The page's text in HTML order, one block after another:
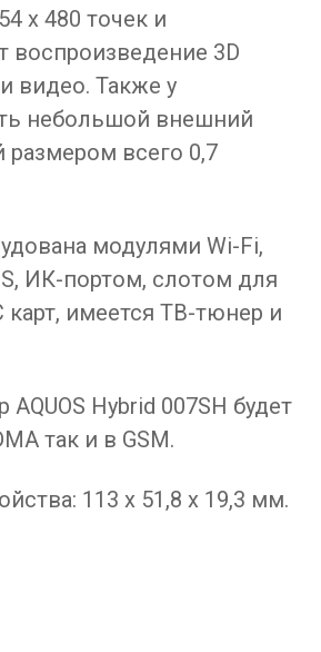
x 480 точек и
воспроизведение 3D
видео. Также у
небольшой внешний
размером всего 0,7
модулями Wi-Fi,
ИК-портом, слотом для
карт, имеется ТВ-тюнер и
AQUOS Hybrid 007SH будет
так и в GSM.
113 х 51,8 х 19,3 мм.